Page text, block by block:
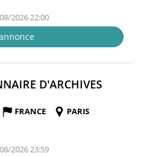
2026 22:00
D'ARCHIVES
FRANCE
PARIS
2026 23:59